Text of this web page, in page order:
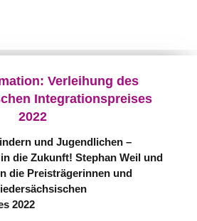
Verleihung des
Integrationspreises
2022
und Jugendlichen –
die Zukunft! Stephan Weil und
die Preisträgerinnen und
2022